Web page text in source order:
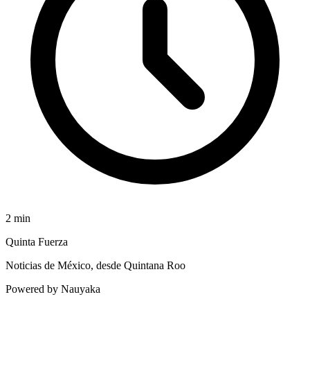
2 min
Quinta Fuerza
Noticias de México, desde Quintana Roo
Powered by Nauyaka